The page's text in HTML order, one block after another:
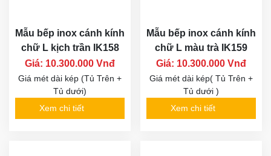
Mẫu bếp inox cánh kính
chữ L kịch trần IK158
Giá: 10.300.000 Vnđ
Giá mét dài kép (Tủ Trên +
Tủ dưới)
Xem chi tiết
Mẫu bếp inox cánh kính
chữ L màu trà IK159
Giá: 10.300.000 Vnđ
Giá mét dài kép( Tủ Trên +
Tủ dưới )
Xem chi tiết